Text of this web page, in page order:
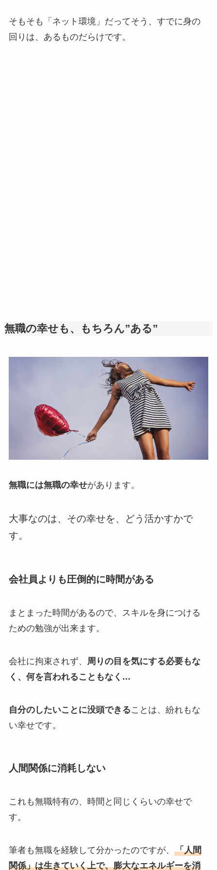
そもそも「ネット環境」だってそう、すでに身の
回りは、あるものだらけです。
無職の幸せも、もちろん”ある”
無職には無職の幸せがあります。
大事なのは、その幸せを、どう活かすかで
す。
会社員よりも圧倒的に時間がある
まとまった時間があるので、スキルを身につける
ための勉強が出来ます。
会社に拘束されず、
周りの目を気にする必要もな
く、何を言われることもなく…
自分のしたいことに没頭できることは、紛れもな
い幸せです。
人間関係に消耗しない
これも無職特有の、時間と同じくらいの幸せで
す。
筆者も無職を経験して分かったのですが、 「人間
関係」は生きていく上で、膨大なエネルギーを消